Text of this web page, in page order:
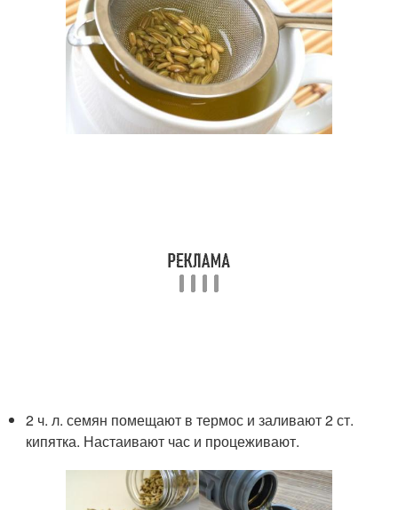
2 ч. л. семян помещают в термос и заливают 2 ст.
кипятка. Настаивают час и процеживают.